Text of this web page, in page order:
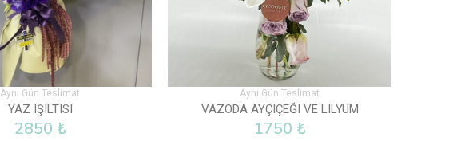
Aynı Gün Teslimat
YAZ IŞILTISI
2850 ₺
Aynı Gün Teslimat
VAZODA AYÇIÇEĞI VE LILYUM
1750 ₺